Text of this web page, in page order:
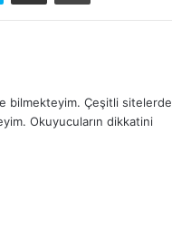
bilmekteyim. Çeşitli sitelerde
Okuyucuların dikkatini